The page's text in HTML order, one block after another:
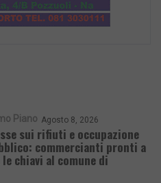
Piano Agosto 8, 2026
sui rifiuti e occupazione
commercianti pronti a
chiavi al comune di